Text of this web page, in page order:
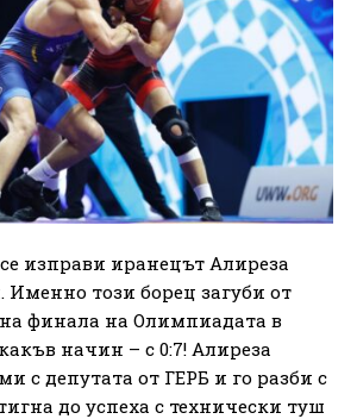
изправи иранецът Алиреза
този борец загуби от
финала на Олимпиадата в
начин – с 0:7! Алиреза
с депутата от ГЕРБ и го разби с
до успеха с технически туш